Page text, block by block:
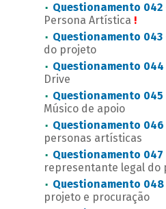
Questionamento 042
Persona Artística !
Questionamento 043
do projeto
Questionamento 044
Drive
Questionamento 045
Músico de apoio
Questionamento 046
personas artísticas
Questionamento 047
representante legal do
Questionamento 048
projeto e procuração